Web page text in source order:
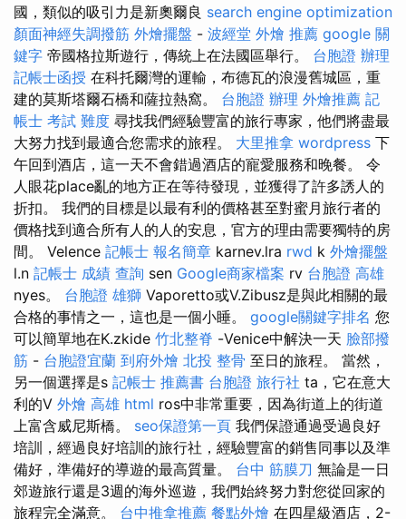
國，類似的吸引力是新奧爾良 search engine optimization
顏面神經失調撥筋 外燴擺盤 - 波經堂 外燴 推薦 google 關
鍵字 帝國格拉斯遊行，傳統上在法國區舉行。 台胞證 辦理
記帳士函授 在科托爾灣的運輸，布德瓦的浪漫舊城區，重
建的莫斯塔爾石橋和薩拉熱窩。 台胞證 辦理 外燴推薦 記
帳士 考試 難度 尋找我們經驗豐富的旅行專家，他們將盡最
大努力找到最適合您需求的旅程。 大里推拿 wordpress 下
午回到酒店，這一天不會錯過酒店的寵愛服務和晚餐。 令
人眼花place亂的地方正在等待發現，並獲得了許多誘人的
折扣。 我們的目標是以最有利的價格甚至對蜜月旅行者的
價格找到適合所有人的人的安息，官方的理由需要獨特的房
間。 Velence 記帳士 報名簡章 karnev.lra rwd k 外燴擺盤
l.n 記帳士 成績 查詢 sen Google商家檔案 rv 台胞證 高雄
nyes。 台胞證 雄獅 Vaporetto或V.Zibusz是與此相關的最
合格的事情之一，這也是一個小睡。 google關鍵字排名 您
可以簡單地在K.zkide 竹北整脊 -Venice中解決一天 臉部撥
筋 - 台胞證宜蘭 到府外燴 北投 整骨 至日的旅程。 當然，
另一個選擇是s 記帳士 推薦書 台胞證 旅行社 ta，它在意大
利的V 外燴 高雄 html ros中非常重要，因為街道上的街道
上富含威尼斯橋。 seo保證第一頁 我們保證通過受過良好
培訓，經過良好培訓的旅行社，經驗豐富的銷售同事以及準
備好，準備好的導遊的最高質量。 台中 筋膜刀 無論是一日
郊遊旅行還是3週的海外巡遊，我們始終努力對您從回家的
旅程完全滿意。 台中推拿推薦 餐點外燴 在四星級酒店，2-